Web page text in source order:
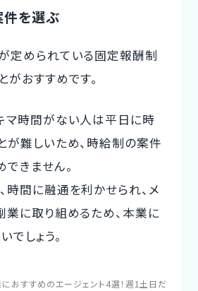
を選ぶ
定められている固定報酬制
おすすめです。
マ時間がない人は平日に時
が難しいため、時給制の案件
きません。
時間に融通を利かせられ、メ
業に取り組めるため、本業に
しょう。
おすすめのエージェント4選！週1土日だ